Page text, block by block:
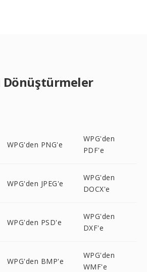
WPG'den PNG'e
WPG'den
PDF'e
WPG'den JPEG'e
WPG'den
DOCX'e
WPG'den PSD'e
WPG'den
DXF'e
WPG'den BMP'e
WPG'den
WMF'e